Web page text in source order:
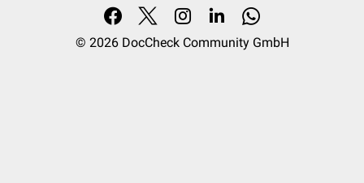
© 2026 DocCheck Community GmbH